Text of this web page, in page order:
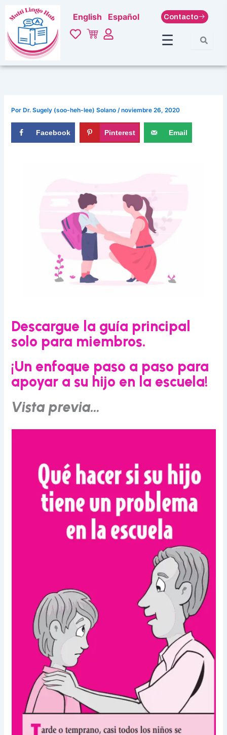
contenido
English Español Contacto
☰
Por Dr. Sugely (soo-heh-lee) Solano/noviembre 26, 2020
Facebook Pinterest Email
Descargue la guía principal
solo para miembros.
¡Un enfoque paso a paso para
apoyar a su hijo en la escuela!
Vista previa…